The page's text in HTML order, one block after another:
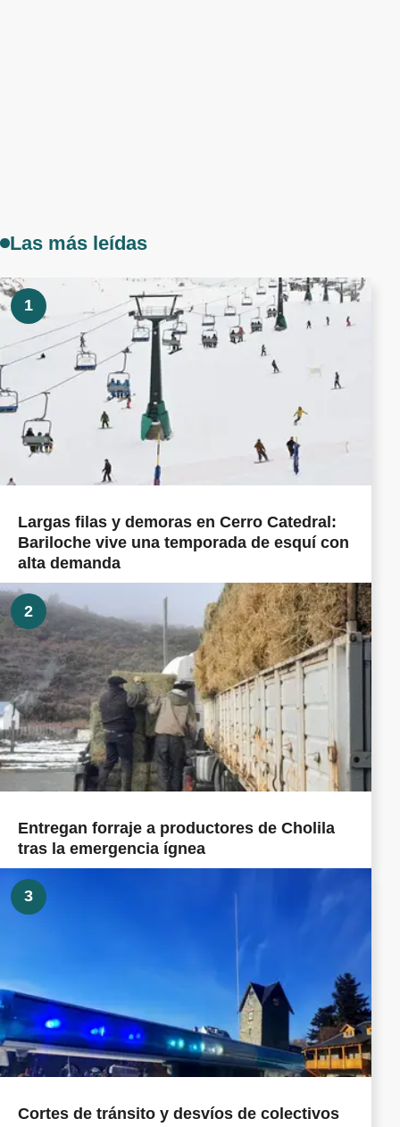
Las más leídas
1
Largas filas y demoras en Cerro Catedral:
Bariloche vive una temporada de esquí con
alta demanda
2
Entregan forraje a productores de Cholila
tras la emergencia ígnea
3
Cortes de tránsito y desvíos de colectivos